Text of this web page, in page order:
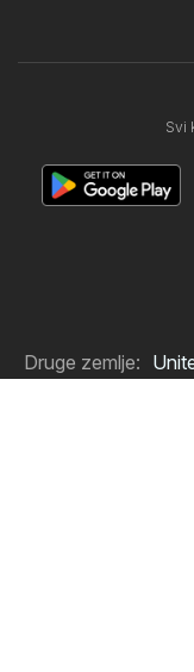
Svi
Druge zemlje: